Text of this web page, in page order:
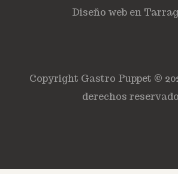
Diseño web en
Copyright Gastro Puppet ©
derechos